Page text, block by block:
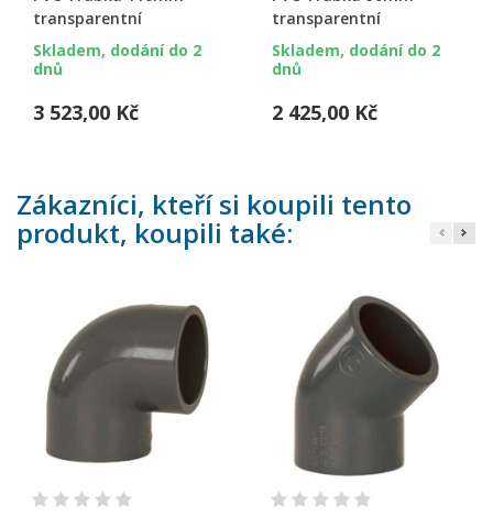
transparentní
Skladem, dodání do 2
dnů
3 523,00 Kč
transparentní
Skladem, dodání do 2
dnů
2 425,00 Kč
Zákazníci, kteří si koupili tento
produkt, koupili také: